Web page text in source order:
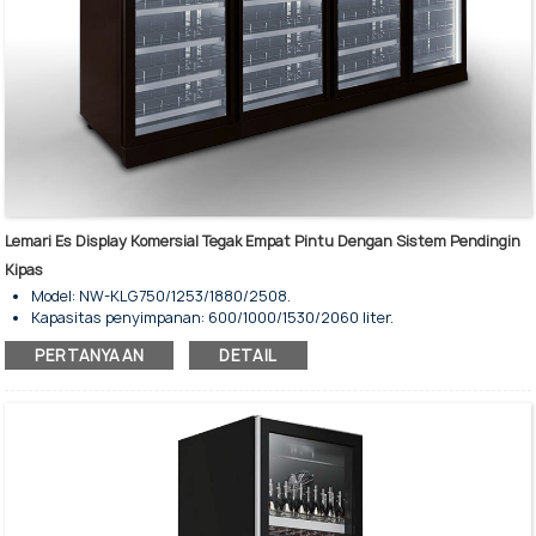
Lemari Es Display Komersial Tegak Empat Pintu Dengan Sistem Pendingin
Kipas
Model: NW-KLG750/1253/1880/2508.
Kapasitas penyimpanan: 600/1000/1530/2060 liter.
Pendinginan kipas - Tanpa embun beku
Kulkas display tegak dengan empat pintu.
Performa tinggi dan masa pakai yang lama.
Beberapa rak dapat disesuaikan ukurannya.
Panel pintu terbuat dari kaca temper.
Tipe penutup pintu otomatis bersifat opsional.
Kunci pintu bersifat opsional dan dapat dipesan sesuai
PERTANYAAN DETAIL